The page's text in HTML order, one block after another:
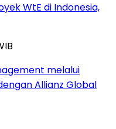
WtE di Indonesia,
melalui
Allianz Global